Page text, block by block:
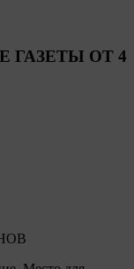
ГАЗЕТЫ ОТ 4